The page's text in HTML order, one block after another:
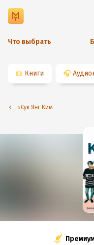
Что выбрать
📖 Книги 🎧
⭐️Сук Янг Ким